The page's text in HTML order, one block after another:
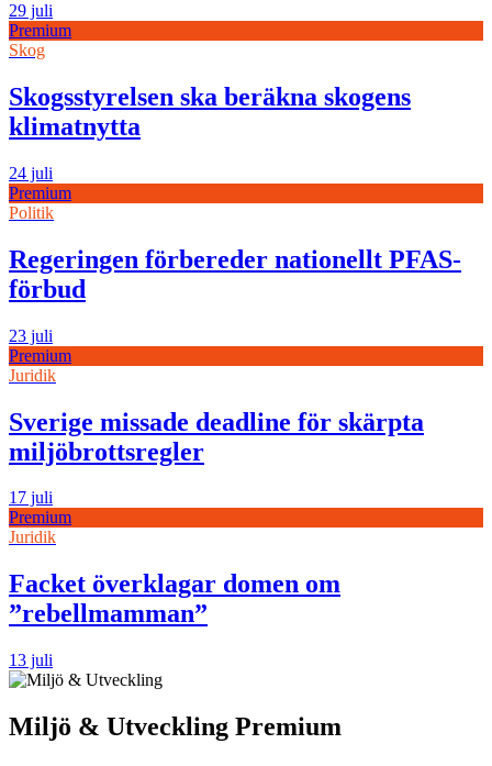
29 juli
Premium
Skog
Skogsstyrelsen ska beräkna skogens
klimatnytta
24 juli
Premium
Politik
Regeringen förbereder nationellt PFAS-
förbud
23 juli
Premium
Juridik
Sverige missade deadline för skärpta
miljöbrottsregler
17 juli
Premium
Juridik
Facket överklagar domen om
”rebellmamman”
13 juli
Miljö & Utveckling Premium